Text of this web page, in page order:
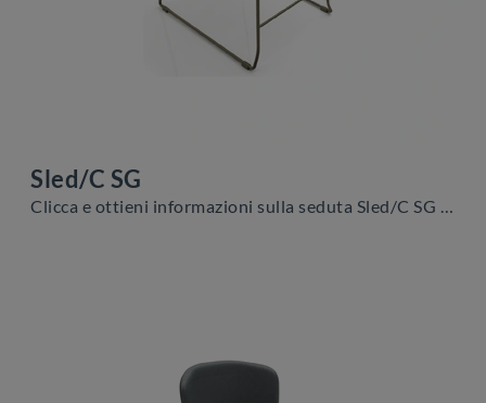
Sled/C SG
Clicca e ottieni informazioni sulla seduta Sled/C SG di Zamagna in tessuto: le più originali Sedie sgabelli moderne ti attendono.